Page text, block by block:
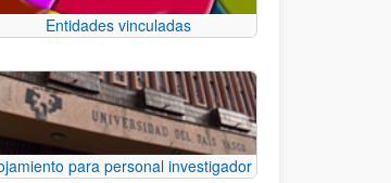
Entidades vinculadas
para personal investigador